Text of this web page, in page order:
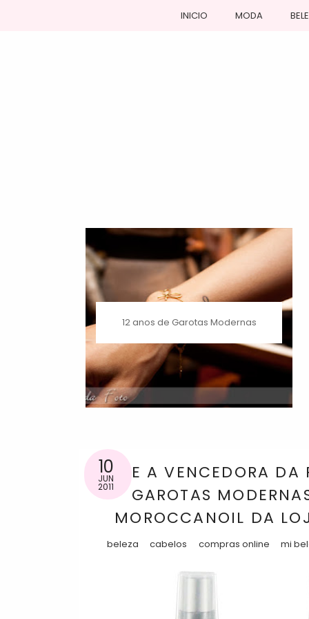
INICIO MODA
12 anos de Garotas Modernas
10
JUN
2011
E A VENCEDORA DA
GAROTAS
MOROCCANOIL DA
beleza cabelos compras online mi